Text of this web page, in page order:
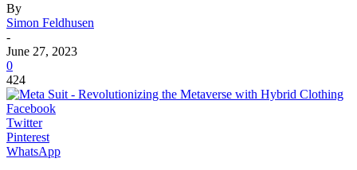
By
Simon Feldhusen
-
June 27, 2023
0
424
Facebook
Twitter
Pinterest
WhatsApp